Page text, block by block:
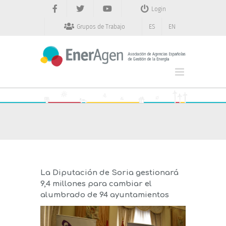
Login
Grupos de Trabajo ES EN
La Diputación de Soria gestionará
9,4 millones para cambiar el
alumbrado de 94 ayuntamientos